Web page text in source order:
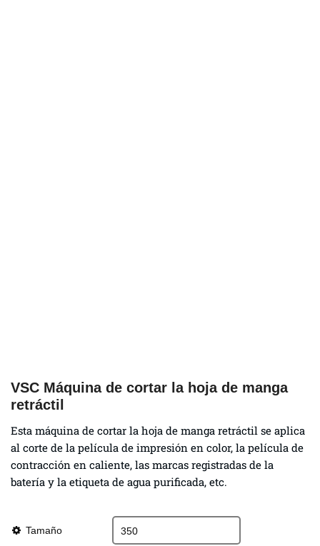
VSC Máquina de cortar la hoja de manga
retráctil
Esta máquina de cortar la hoja de manga retráctil se aplica
al corte de la película de impresión en color, la película de
contracción en caliente, las marcas registradas de la
batería y la etiqueta de agua purificada, etc.
Tamaño